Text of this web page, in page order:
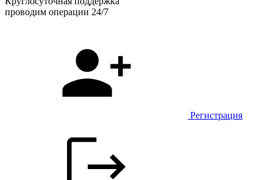
проводим операции 24/7
Регистрация